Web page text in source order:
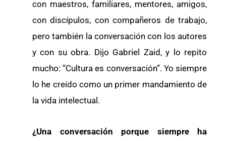
con maestros, familiares, mentores, amigos,
con discípulos, con compañeros de trabajo,
pero también la conversación con los autores
y con su obra. Dijo Gabriel Zaid, y lo repito
mucho: “Cultura es conversación”. Yo siempre
lo he creído como un primer mandamiento de
la vida intelectual.
¿Una conversación porque siempre ha